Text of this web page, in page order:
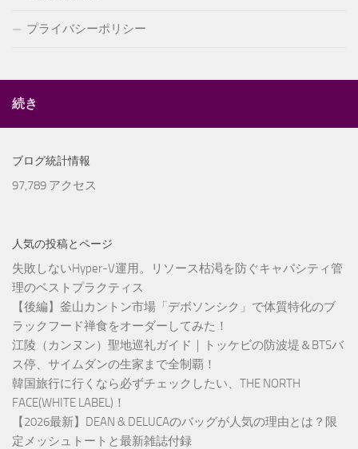
プライバシーポリシー
続き
ブログ統計情報
97,789 アクセス
人気の投稿とページ
失敗しないHyper-V運用。リソース枯渇を防ぐキャパシティ管
理のベストプラクティス
【後編】釜山カントン市場「デボソンシク」で体質特化のブ
ラックフード禅食をオーダーしてみた！
江陵（カンヌン）聖地巡礼ガイド｜トッケビの防波堤＆BTSバ
ス停、サイムダンの生家まで全制覇！
韓国旅行に行くなら必ずチェックしたい、THE NORTH
FACE(WHITE LABEL)！
【2026最新】DEAN & DELUCAのバッグが人気の理由とは？限
定メッシュトートと最新雑誌付録